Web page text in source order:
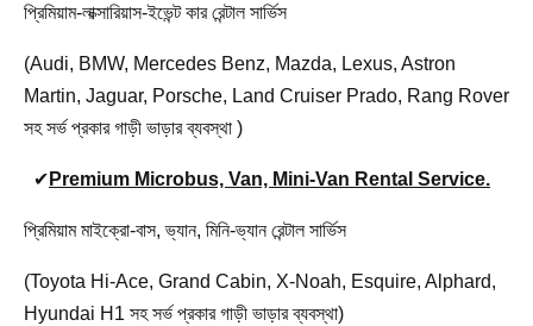
প্রিমিয়াম-লাক্সারিয়াস-ইভেন্ট কার রেন্টাল সার্ভিস
(Audi, BMW, Mercedes Benz, Mazda, Lexus, Astron
Martin, Jaguar, Porsche, Land Cruiser Prado, Rang Rover
সহ সর্ভ প্রকার গাড়ী ভাড়ার ব্যবস্থা )
✔ Premium Microbus, Van, Mini-Van Rental Service.
প্রিমিয়াম মাইক্রো-বাস, ভ্যান, মিনি-ভ্যান রেন্টাল সার্ভিস
(Toyota Hi-Ace, Grand Cabin, X-Noah, Esquire, Alphard,
Hyundai H1 সহ সর্ভ প্রকার গাড়ী ভাড়ার ব্যবস্থা)